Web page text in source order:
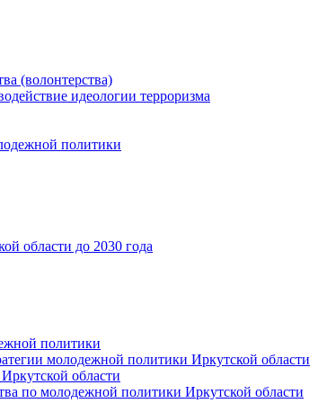
(волонтерства)
идеологии терроризма
политики
области до 2030 года
политики
молодежной политики Иркутской области
области
по молодежной политики Иркутской области